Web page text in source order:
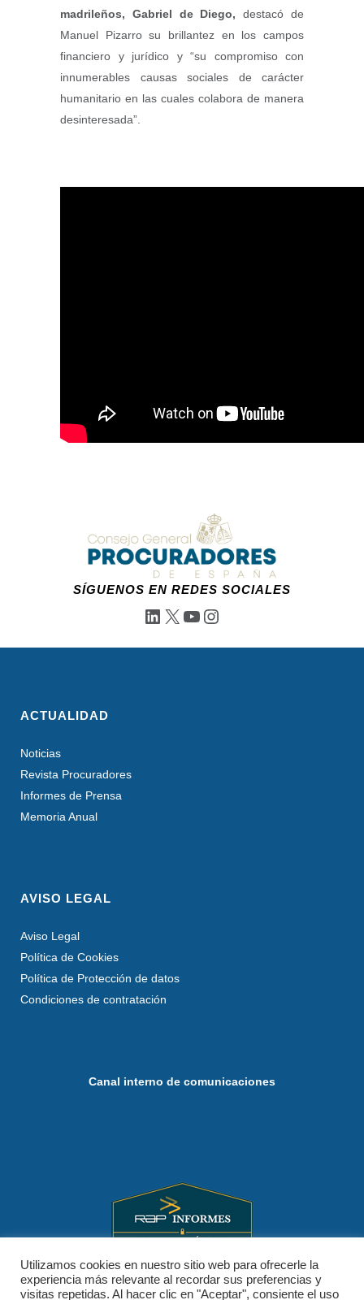
madrileños, Gabriel de Diego, destacó de
Manuel Pizarro su brillantez en los campos
financiero y jurídico y “su compromiso con
innumerables causas sociales de carácter
humanitario en las cuales colabora de manera
desinteresada”.
SÍGUENOS EN REDES SOCIALES
LinkedIn
X YouTube
Instagram
ACTUALIDAD
Noticias
Revista Procuradores
Informes de Prensa
Memoria Anual
AVISO LEGAL
Aviso Legal
Política de Cookies
Política de Protección de datos
Condiciones de contratación
Canal interno de comunicaciones
Utilizamos cookies en nuestro sitio web para ofrecerle la
experiencia más relevante al recordar sus preferencias y
visitas repetidas. Al hacer clic en "Aceptar", consiente el uso